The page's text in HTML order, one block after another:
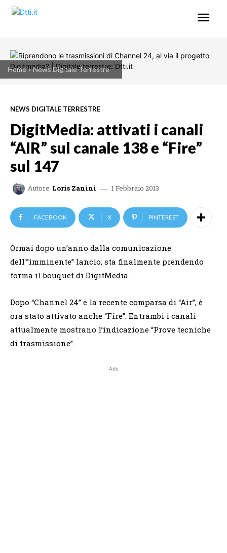
Home News Digitale Terrestre
NEWS DIGITALE TERRESTRE
DigitMedia: attivati i canali
“AIR” sul canale 138 e “Fire”
sul 147
Autore Loris Zanini 1 Febbraio 2013
FACEBOOK X PINTEREST
Ormai dopo un’anno dalla comunicazione
dell'”imminente” lancio, sta finalmente prendendo
forma il bouquet di DigitMedia.
Dopo “Channel 24” e la recente comparsa di “Air”, è
ora stato attivato anche “Fire”. Entrambi i canali
attualmente mostrano l’indicazione “Prove tecniche
di trasmissione”.
Ads